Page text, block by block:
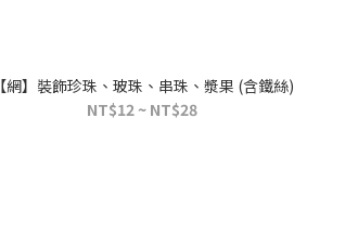
【網】裝飾珍珠、玻珠、串珠、漿果 (含鐵絲)
NT$12 ~ NT$28